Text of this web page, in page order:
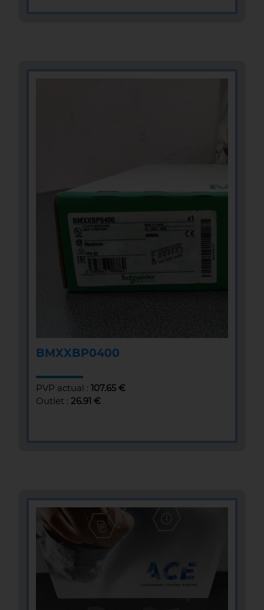
BMXXBP0400
PVP actual : 107.65 €
Outlet : 26.91 €